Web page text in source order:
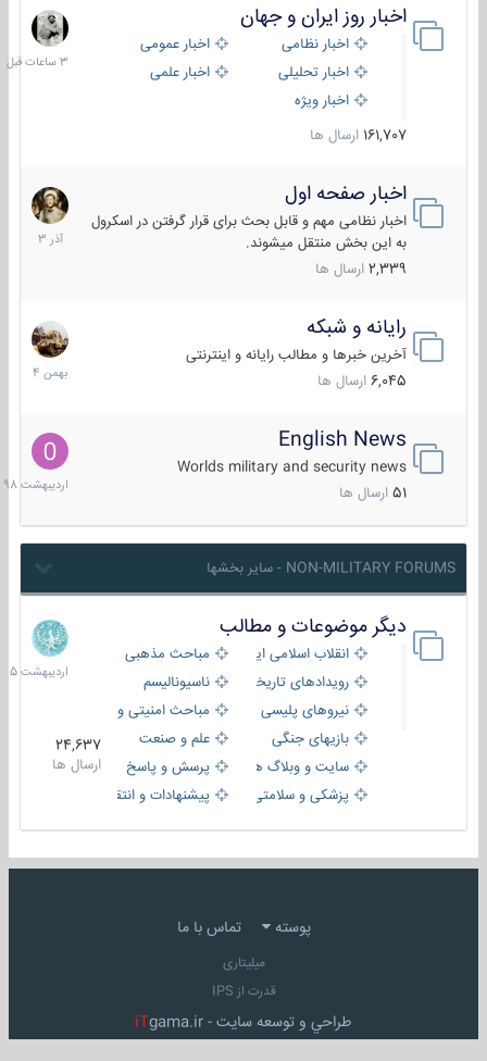
اخبار روز ایران و جهان
اخبار نظامی
اخبار عمومی
اخبار تحلیلی
اخبار علمی
اخبار ویژه
161,707 ارسال ها
3
ساعات
قبل
اخبار صفحه اول
اخبار نظامی مهم و قابل بحث برای قرار گرفتن در اسکرول
به این بخش منتقل میشوند.
2,339 ارسال ها
7
آذر
1403
رایانه و شبکه
آخرین خبرها و مطالب رایانه و اینترنتی
6,045 ارسال ها
30
بهمن
1404
English News
Worlds military and security news
51 ارسال ها
10
1398
NON-MILITARY FORUMS - سایر بخشها
دیگر موضوعات و مطالب
انقلاب اسلامی ایران
مباحث مذهبی
رویدادهای تاریخی و مذهبیناسیونالیسم
نیروهای پلیسی
مباحث امنیتی و اطلاعاتی
بازیهای جنگی
علم و صنعت
سایت و وبلاگ ها
پرسش و پاسخ
پزشکی و سلامتی
پیشنهادات و انتقادات
24,637
ارسال ها
8
1405
پوسته تماس با ما
میلیتاری
قدرت از IPS
طراحي و توسعه سايت - iTgama.ir